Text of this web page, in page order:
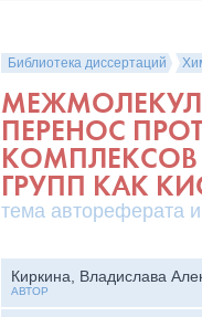
Библиотека диссертаций
ПЕРЕНОС
КОМПЛЕКСОВ
ГРУПП КАК
тема автореферата
Киркина, Владислава
АВТОР